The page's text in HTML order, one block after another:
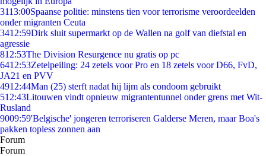
3113:00Spaanse politie: minstens tien voor terrorisme veroordeelden
onder migranten Ceuta
3412:59Dirk sluit supermarkt op de Wallen na golf van diefstal en
agressie
812:53The Division Resurgence nu gratis op pc
6412:53Zetelpeiling: 24 zetels voor Pro en 18 zetels voor D66, FvD,
JA21 en PVV
4912:44Man (25) sterft nadat hij lijm als condoom gebruikt
512:43Litouwen vindt opnieuw migrantentunnel onder grens met Wit-
Rusland
9009:59'Belgische' jongeren terroriseren Galderse Meren, maar Boa's
pakken topless zonnen aan
Forum
Forum